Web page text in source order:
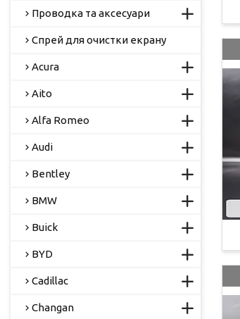
Проводка та аксесуари
Спрей для очистки екрану
Acura
Aito
Alfa Romeo
Audi
Bentley
BMW
Buick
BYD
Cadillac
Changan